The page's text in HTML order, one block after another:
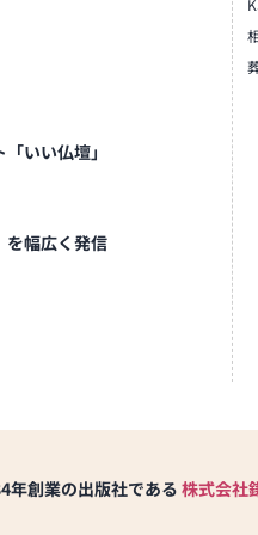
いい仏壇」
を幅広く発信
年創業の出版社である株式会社